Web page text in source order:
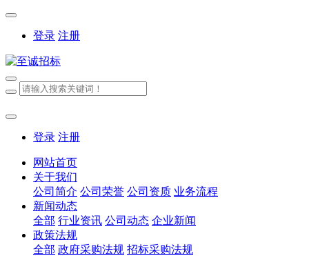
登录 注册
登录 注册
网站首页
关于我们
公司简介 公司荣誉 公司资质 业务流程
新闻动态
全部 行业资讯 公司动态 企业新闻
政策法规
全部 政府采购法规 招标采购法规